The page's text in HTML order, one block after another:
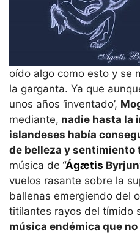
oído algo como esto y se
la garganta. Ya que
unos años ‘inventado’,
mediante, nadie hasta la
islandeses había
de belleza y sentimiento
música de “Ágætis
vuelos rasante sobre la
ballenas emergiendo del
titilantes rayos del tímido
música endémica que